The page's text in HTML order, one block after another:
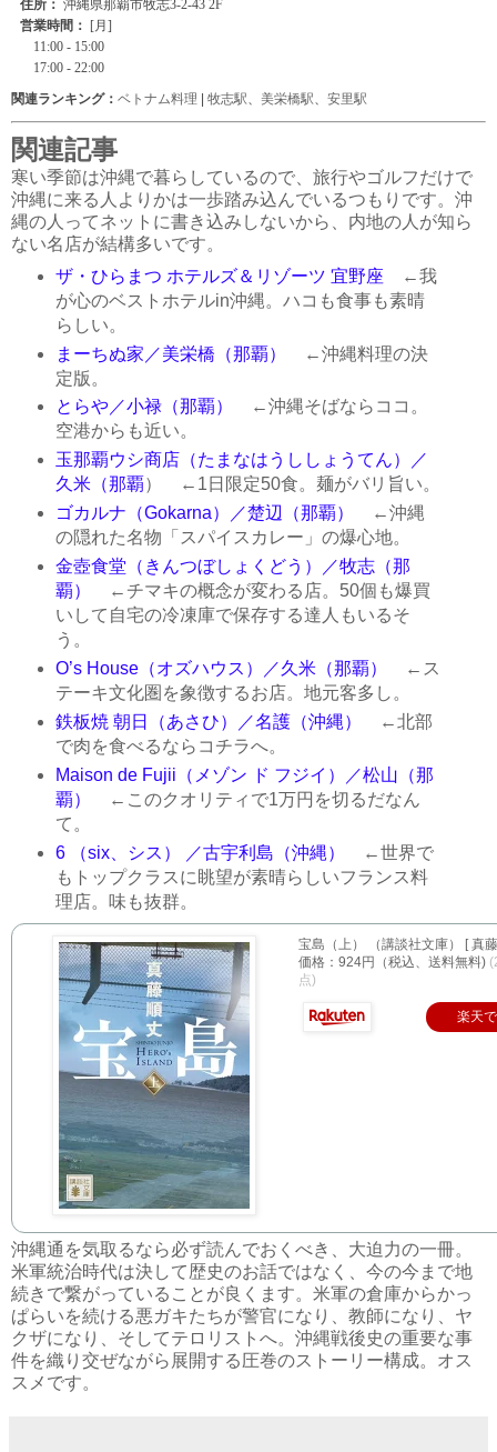
関連ランキング： ベトナム料理 | 牧志駅 美栄橋駅 安里駅
関連記事
寒い季節は沖縄で暮らしているので、旅行やゴルフだけで
沖縄に来る人よりかは一歩踏み込んでいるつもりです。沖
縄の人ってネットに書き込みしないから、内地の人が知ら
ない名店が結構多いです。
ザ・ひらまつ ホテルズ＆リゾーツ 宜野座 ←我
が心のベストホテルin沖縄。ハコも食事も素晴
らしい。
まーちぬ家／美栄橋（那覇）
←沖縄料理の決
定版。
とらや／小禄（那覇）
←沖縄そばならココ。
空港からも近い。
玉那覇ウシ商店（たまなはうししょうてん）／
久米（那覇） ←1日限定50食。麺がバリ旨い。
ゴカルナ（Gokarna）／楚辺（那覇）
←沖縄
の隠れた名物「スパイスカレー」の爆心地。
金壺食堂（きんつぼしょくどう）／牧志（那
覇）
←チマキの概念が変わる店。50個も爆買
いして自宅の冷凍庫で保存する達人もいるそ
う。
O’s House（オズハウス）／久米（那覇）
←ス
テーキ文化圏を象徴するお店。地元客多し。
鉄板焼 朝日（あさひ）／名護（沖縄）
←北部
で肉を食べるならコチラへ。
Maison de Fujii（メゾン ド フジイ）／松山（那
覇）
←このクオリティで1万円を切るだなん
て。
6 （six、シス） ／古宇利島（沖縄）
←世界で
もトップクラスに眺望が素晴らしいフランス料
理店。味も抜群。
宝島（上） （講談社文庫） [ 真
価格：924円（税込、送料無料)
点)
楽天
沖縄通を気取るなら必ず読んでおくべき、大迫力の一冊。
米軍統治時代は決して歴史のお話ではなく、今の今まで地
続きで繋がっていることが良くます。米軍の倉庫からかっ
ぱらいを続ける悪ガキたちが警官になり、教師になり、ヤ
クザになり、そしてテロリストへ。沖縄戦後史の重要な事
件を織り交ぜながら展開する圧巻のストーリー構成。オス
スメです。